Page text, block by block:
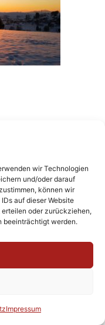
wir Technologien
und/oder darauf
können wir
auf dieser Website
oder zurückziehen,
beeinträchtigt werden.
Impressum